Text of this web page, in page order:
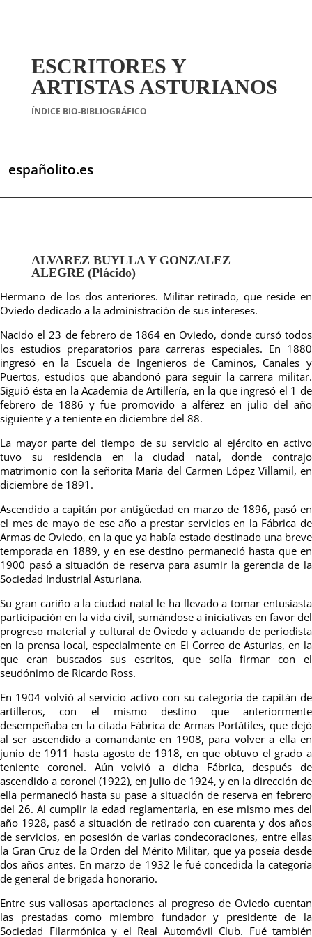
ESCRITORES Y
ARTISTAS ASTURIANOS
ÍNDICE BIO-BIBLIOGRÁFICO
españolito.es
ALVAREZ BUYLLA Y GONZALEZ
ALEGRE (Plácido)
Hermano de los dos anteriores. Militar retirado, que reside en
Oviedo dedicado a la administración de sus intereses.
Nacido el 23 de febrero de 1864 en Oviedo, donde cursó todos
los estudios preparatorios para carreras especiales. En 1880
ingresó en la Escuela de Ingenieros de Caminos, Canales y
Puertos, estudios que abandonó para seguir la carrera militar.
Siguió ésta en la Academia de Artillería, en la que ingresó el 1 de
febrero de 1886 y fue promovido a alférez en julio del año
siguiente y a teniente en diciembre del 88.
La mayor parte del tiempo de su servicio al ejército en activo
tuvo su residencia en la ciudad natal, donde contrajo
matrimonio con la señorita María del Carmen López Villamil, en
diciembre de 1891.
Ascendido a capitán por antigüedad en marzo de 1896, pasó en
el mes de mayo de ese año a prestar servicios en la Fábrica de
Armas de Oviedo, en la que ya había estado destinado una breve
temporada en 1889, y en ese destino permaneció hasta que en
1900 pasó a situación de reserva para asumir la gerencia de la
Sociedad Industrial Asturiana.
Su gran cariño a la ciudad natal le ha llevado a tomar entusiasta
participación en la vida civil, sumándose a iniciativas en favor del
progreso material y cultural de Oviedo y actuando de periodista
en la prensa local, especialmente en El Correo de Asturias, en la
que eran buscados sus escritos, que solía firmar con el
seudónimo de Ricardo Ross.
En 1904 volvió al servicio activo con su categoría de capitán de
artilleros, con el mismo destino que anteriormente
desempeñaba en la citada Fábrica de Armas Portátiles, que dejó
al ser ascendido a comandante en 1908, para volver a ella en
junio de 1911 hasta agosto de 1918, en que obtuvo el grado a
teniente coronel. Aún volvió a dicha Fábrica, después de
ascendido a coronel (1922), en julio de 1924, y en la dirección de
ella permaneció hasta su pase a situación de reserva en febrero
del 26. Al cumplir la edad reglamentaria, en ese mismo mes del
año 1928, pasó a situación de retirado con cuarenta y dos años
de servicios, en posesión de varias condecoraciones, entre ellas
la Gran Cruz de la Orden del Mérito Militar, que ya poseía desde
dos años antes. En marzo de 1932 le fué concedida la categoría
de general de brigada honorario.
Entre sus valiosas aportaciones al progreso de Oviedo cuentan
las prestadas como miembro fundador y presidente de la
Sociedad Filarmónica y el Real Automóvil Club. Fué también